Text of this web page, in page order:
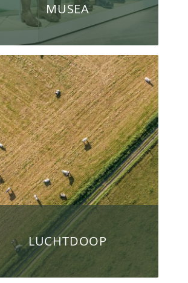
MUSEA
LUCHTDOOP